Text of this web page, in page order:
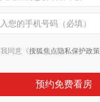
我同意《搜狐焦点隐私保护政策
预约免费看房